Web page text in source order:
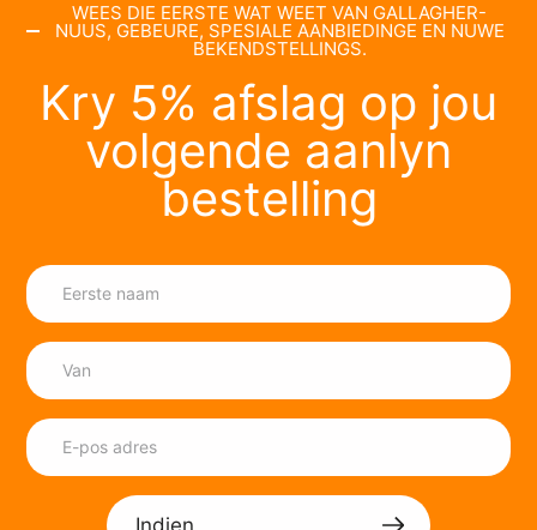
WEES DIE EERSTE WAT WEET VAN GALLAGHER-
NUUS, GEBEURE, SPESIALE AANBIEDINGE EN NUWE
BEKENDSTELLINGS.
Kry 5% afslag op jou
volgende aanlyn
bestelling
Indien